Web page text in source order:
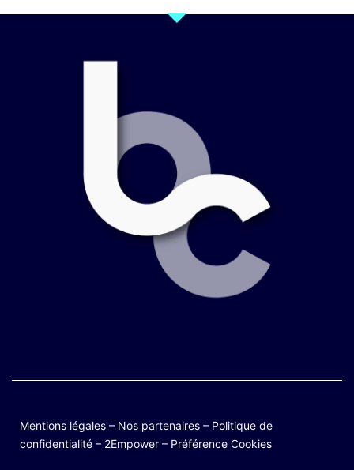
Mentions légales – Nos partenaires – Politique de
confidentialité – 2Empower – Préférence Cookies